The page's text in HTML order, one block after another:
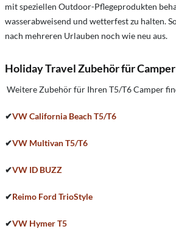
mit speziellen Outdoor-Pflegeprodukten
wasserabweisend und wetterfest zu halten.
nach mehreren Urlauben noch wie neu aus.
Holiday Travel Zubehör für Camper
Weitere Zubehör für Ihren T5/T6 Camper
✔VW California Beach T5/T6
✔VW Multivan T5/T6
✔VW ID BUZZ
✔Reimo Ford TrioStyle
✔VW Hymer T5